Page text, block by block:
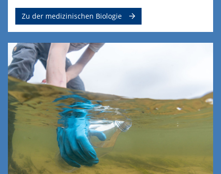
Zu der medizinischen Biologie